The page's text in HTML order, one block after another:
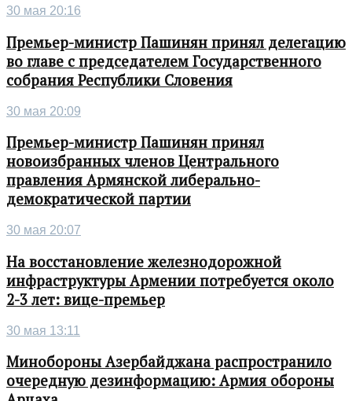
30 мая 20:16
Премьер-министр Пашинян принял делегацию
во главе с председателем Государственного
собрания Республики Словения
30 мая 20:09
Премьер-министр Пашинян принял
новоизбранных членов Центрального
правления Армянской либерально-
демократической партии
30 мая 20:07
На восстановление железнодорожной
инфраструктуры Армении потребуется около
2-3 лет: вице-премьер
30 мая 13:11
Минобороны Азербайджана распространило
очередную дезинформацию: Армия обороны